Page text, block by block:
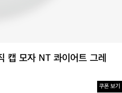
캡 모자 NT 콰이어트 그레
쿠폰 보기